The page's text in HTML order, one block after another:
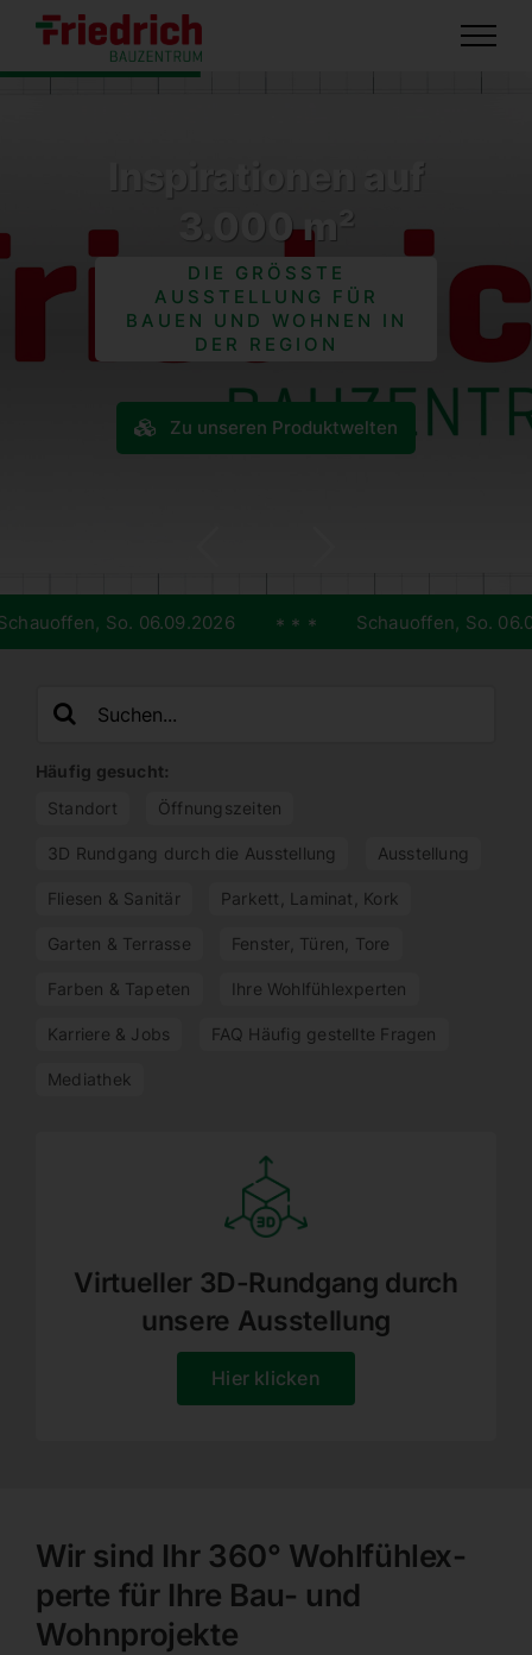
content
Inspirationen auf
3.000 m²
DIE GRÖSSTE A
USSTELLUNG FÜR
BAUEN UND WOHNEN IN
DER REGION
Zu unseren Produktwelten
So. 06.09.2026 Schauoffen, So. 06.09.2026
Search
for:
Häufig gesucht:
Standort
Öffnungs­zeiten
3D Rundgang durch die Ausstellung Ausstellung
Fliesen & Sanitär Parkett, Laminat, Kork
Garten & Terrasse Fenster, Türen, Tore
Farben & Tapeten Ihre Wohlfühl­ex­perten
Karriere & Jobs FAQ Häufig gestellte Fragen
Mediathek
Virtu­eller 3D-Rundgang durch
unsere Ausstellung
Hier klicken
Wir sind Ihr 360° Wohlfühl­ex­
perte für Ihre Bau- und
Wohnprojekte